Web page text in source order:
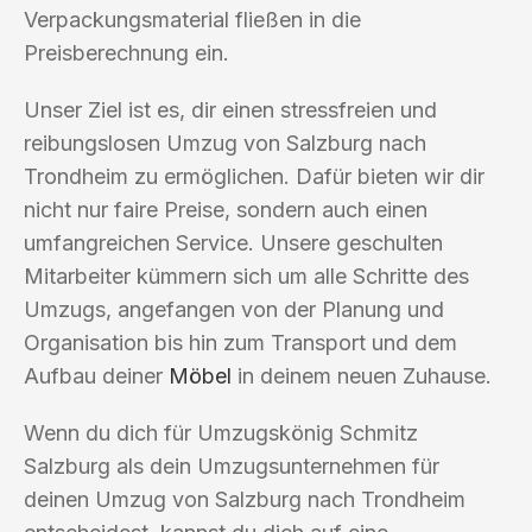
Verpackungsmaterial fließen in die
Preisberechnung ein.
Unser Ziel ist es, dir einen stressfreien und
reibungslosen Umzug von Salzburg nach
Trondheim zu ermöglichen. Dafür bieten wir dir
nicht nur faire Preise, sondern auch einen
umfangreichen Service. Unsere geschulten
Mitarbeiter kümmern sich um alle Schritte des
Umzugs, angefangen von der Planung und
Organisation bis hin zum Transport und dem
Aufbau deiner Möbel in deinem neuen Zuhause.
Wenn du dich für Umzugskönig Schmitz
Salzburg als dein Umzugsunternehmen für
deinen Umzug von Salzburg nach Trondheim